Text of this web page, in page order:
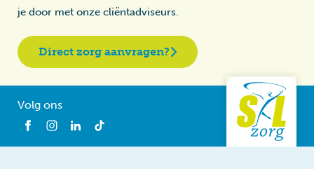
je door met onze cliëntadviseurs.
Direct zorg aanvragen?
Volg ons